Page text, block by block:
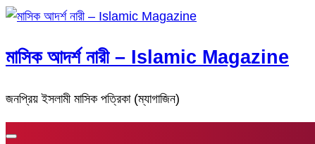
মাসিক আদর্শ নারী – Islamic Magazine
জনপ্রিয় ইসলামী মাসিক পত্রিকা (ম্যাগাজিন)